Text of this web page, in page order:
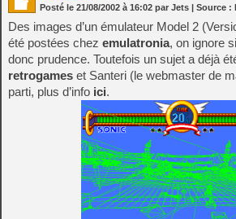
Posté le 21/08/2002 à 16:02 par Jets | Source :
Des images d’un émulateur Model 2
été postées chez emulatronia, on ignore
donc prudence. Toutefois un sujet a déjà
retrogames et Santeri (le webmaster de
parti, plus d’info ici.